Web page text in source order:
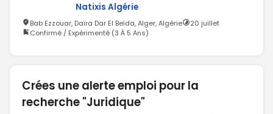
Natixis Algérie
Bab Ezzouar, Daïra Dar El Beïda, Alger, Algérie
20 juillet
Confirmé / Expérimenté (3 À 5 Ans)
Crées une alerte emploi pour la
recherche "Juridique"